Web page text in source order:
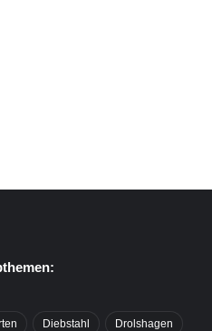
Diebstahl Drolshagen